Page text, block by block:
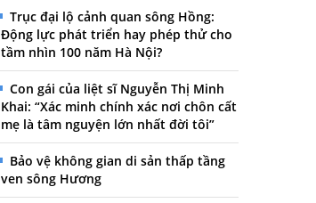
Trục đại lộ cảnh quan sông Hồng:
Động lực phát triển hay phép thử cho
tầm nhìn 100 năm Hà Nội?
Con gái của liệt sĩ Nguyễn Thị Minh
Khai: “Xác minh chính xác nơi chôn cất
mẹ là tâm nguyện lớn nhất đời tôi”
Bảo vệ không gian di sản thấp tầng
ven sông Hương